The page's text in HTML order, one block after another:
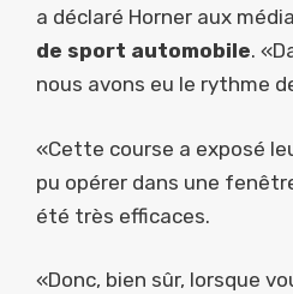
a déclaré Horner aux
de sport automobile.
nous avons eu le rythme
«Cette course a exposé
pu opérer dans une
été très efficaces.
«Donc, bien sûr, lorsque